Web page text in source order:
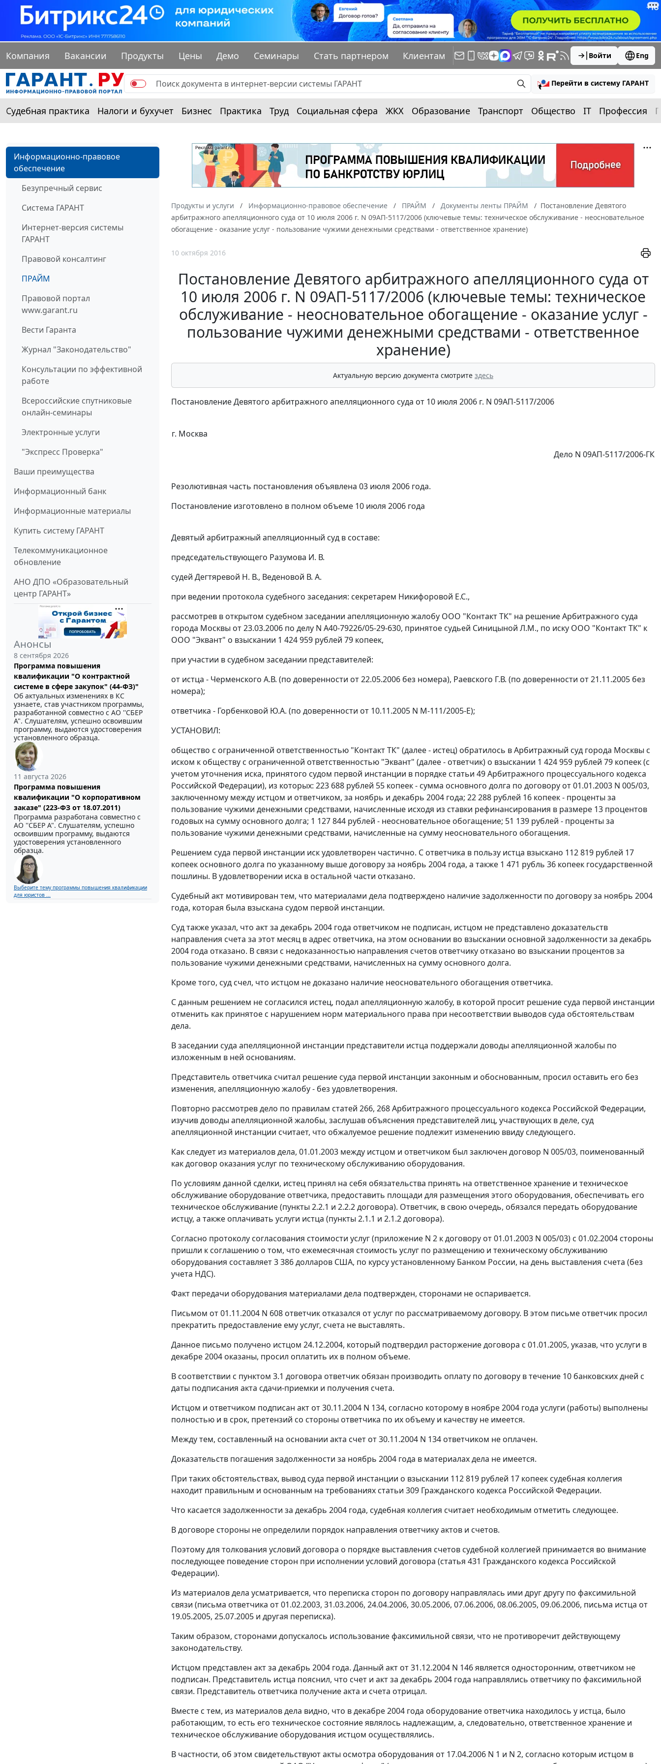
Компания Вакансии Продукты Цены Демо Семинары Стать партнером Клиентам Войти Eng
Перейти в систему ГАРАНТ
Судебная практика Налоги и бухучет Бизнес Практика Труд Социальная сфера ЖКХ Образование Транспорт Общество IT Профессия
Информационно-правовое
обеспечение
Безупречный сервис
Система ГАРАНТ
Интернет-версия системы
ГАРАНТ
Правовой консалтинг
ПРАЙМ
Правовой портал
www.garant.ru
Вести Гаранта
Журнал "Законодательство"
Консультации по эффективной
работе
Всероссийские спутниковые
онлайн-семинары
Электронные услуги
"Экспресс Проверка"
Ваши преимущества
Информационный банк
Информационные материалы
Купить систему ГАРАНТ
Телекоммуникационное
обновление
АНО ДПО «Образовательный
центр ГАРАНТ»
Анонсы
8 сентября 2026
Программа повышения
квалификации "О контрактной
системе в сфере закупок" (44-ФЗ)"
Об актуальных изменениях в КС
узнаете, став участником программы,
разработанной совместно с АО ''СБЕР
А". Слушателям, успешно освоившим
программу, выдаются удостоверения
установленного образца.
11 августа 2026
Программа повышения
квалификации "О корпоративном
заказе" (223-ФЗ от 18.07.2011)
Программа разработана совместно с
АО ''СБЕР А". Слушателям, успешно
освоившим программу, выдаются
удостоверения установленного
образца.
Выберите тему программы повышения квалификации
для юристов ...
Продукты и услуги Информационно-правовое обеспечение ПРАЙМ Документы ленты ПРАЙМ
Постановление Девятого
арбитражного апелляционного суда от 10 июля 2006 г. N 09АП-5117/2006 (ключевые темы: техническое обслуживание - неосновательное
обогащение - оказание услуг - пользование чужими денежными средствами - ответственное хранение)
10 октября 2016
Постановление Девятого арбитражного апелляционного суда от
10 июля 2006 г. N 09АП-5117/2006 (ключевые темы: техническое
обслуживание - неосновательное обогащение - оказание услуг -
пользование чужими денежными средствами - ответственное
хранение)
Актуальную версию документа смотрите здесь
Постановление Девятого арбитражного апелляционного суда от 10 июля 2006 г. N 09АП-5117/2006
г. Москва
Дело N 09АП-5117/2006-ГК
Резолютивная часть постановления объявлена 03 июля 2006 года.
Постановление изготовлено в полном объеме 10 июля 2006 года
Девятый арбитражный апелляционный суд в составе:
председательствующего Разумова И. В.
судей Дегтяревой Н. В., Веденовой В. А.
при ведении протокола судебного заседания: секретарем Никифоровой Е.С.,
рассмотрев в открытом судебном заседании апелляционную жалобу ООО "Контакт ТК" на решение Арбитражного суда
города Москвы от 23.03.2006 по делу N А40-79226/05-29-630, принятое судьей Синицыной Л.М., по иску ООО "Контакт ТК" к
ООО "Эквант" о взыскании 1 424 959 рублей 79 копеек,
при участии в судебном заседании представителей:
от истца - Черменского А.В. (по доверенности от 22.05.2006 без номера), Раевского Г.В. (по доверенности от 21.11.2005 без
номера);
ответчика - Горбенковой Ю.А. (по доверенности от 10.11.2005 N М-111/2005-Е);
УСТАНОВИЛ:
общество с ограниченной ответственностью "Контакт ТК" (далее - истец) обратилось в Арбитражный суд города Москвы с
иском к обществу с ограниченной ответственностью "Эквант" (далее - ответчик) о взыскании 1 424 959 рублей 79 копеек (с
учетом уточнения иска, принятого судом первой инстанции в порядке статьи 49Арбитражного процессуального кодекса
Российской Федерации), из которых: 223 688 рублей 55 копеек - сумма основного долга по договору от 01.01.2003 N 005/03,
заключенному между истцом и ответчиком, за ноябрь и декабрь 2004 года; 22 288 рублей 16 копеек - проценты за
пользование чужими денежными средствами, начисленные исходя из ставки рефинансирования в размере 13 процентов
годовых на сумму основного долга; 1 127 844 рублей - неосновательное обогащение; 51 139 рублей - проценты за
пользование чужими денежными средствами, начисленные на сумму неосновательного обогащения.
Решением суда первой инстанции иск удовлетворен частично. С ответчика в пользу истца взыскано 112 819 рублей 17
копеек основного долга по указанному выше договору за ноябрь 2004 года, а также 1 471 рубль 36 копеек государственной
пошлины. В удовлетворении иска в остальной части отказано.
Судебный акт мотивирован тем, что материалами дела подтверждено наличие задолженности по договору за ноябрь 2004
года, которая была взыскана судом первой инстанции.
Суд также указал, что акт за декабрь 2004 года ответчиком не подписан, истцом не представлено доказательств
направления счета за этот месяц в адрес ответчика, на этом основании во взыскании основной задолженности за декабрь
2004 года отказано. В связи с недоказанностью направления счетов ответчику отказано во взыскании процентов за
пользование чужими денежными средствами, начисленных на сумму основного долга.
Кроме того, суд счел, что истцом не доказано наличие неосновательного обогащения ответчика.
С данным решением не согласился истец, подал апелляционную жалобу, в которой просит решение суда первой инстанции
отменить как принятое с нарушением норм материального права при несоответствии выводов суда обстоятельствам
дела.
В заседании суда апелляционной инстанции представители истца поддержали доводы апелляционной жалобы по
изложенным в ней основаниям.
Представитель ответчика считал решение суда первой инстанции законным и обоснованным, просил оставить его без
изменения, апелляционную жалобу - без удовлетворения.
Повторно рассмотрев дело по правилам статей 266, 268Арбитражного процессуального кодекса Российской Федерации,
изучив доводы апелляционной жалобы, заслушав объяснения представителей лиц, участвующих в деле, суд
апелляционной инстанции считает, что обжалуемое решение подлежит изменению ввиду следующего.
Как следует из материалов дела, 01.01.2003 между истцом и ответчиком был заключен договор N 005/03, поименованный
как договор оказания услуг по техническому обслуживанию оборудования.
По условиям данной сделки, истец принял на себя обязательства принять на ответственное хранение и техническое
обслуживание оборудование ответчика, предоставить площади для размещения этого оборудования, обеспечивать его
техническое обслуживание (пункты 2.2.1 и 2.2.2 договора). Ответчик, в свою очередь, обязался передать оборудование
истцу, а также оплачивать услуги истца (пункты 2.1.1 и 2.1.2 договора).
Согласно протоколу согласования стоимости услуг (приложение N 2 к договору от 01.01.2003 N 005/03) с 01.02.2004 стороны
пришли к соглашению о том, что ежемесячная стоимость услуг по размещению и техническому обслуживанию
оборудования составляет 3 386 долларов США, по курсу установленному Банком России, на день выставления счета (без
учета НДС).
Факт передачи оборудования материалами дела подтвержден, сторонами не оспаривается.
Письмом от 01.11.2004 N 608 ответчик отказался от услуг по рассматриваемому договору. В этом письме ответчик просил
прекратить предоставление ему услуг, счета не выставлять.
Данное письмо получено истцом 24.12.2004, который подтвердил расторжение договора с 01.01.2005, указав, что услуги в
декабре 2004 оказаны, просил оплатить их в полном объеме.
В соответствии с пунктом 3.1 договора ответчик обязан производить оплату по договору в течение 10 банковских дней с
даты подписания акта сдачи-приемки и получения счета.
Истцом и ответчиком подписан акт от 30.11.2004 N 134, согласно которому в ноябре 2004 года услуги (работы) выполнены
полностью и в срок, претензий со стороны ответчика по их объему и качеству не имеется.
Между тем, составленный на основании акта счет от 30.11.2004 N 134 ответчиком не оплачен.
Доказательств погашения задолженности за ноябрь 2004 года в материалах дела не имеется.
При таких обстоятельствах, вывод суда первой инстанции о взыскании 112 819 рублей 17 копеек судебная коллегия
находит правильным и основанным на требованиях статьи 309 Гражданского кодекса Российской Федерации.
Что касается задолженности за декабрь 2004 года, судебная коллегия считает необходимым отметить следующее.
В договоре стороны не определили порядок направления ответчику актов и счетов.
Поэтому для толкования условий договора о порядке выставления счетов судебной коллегией принимается во внимание
последующее поведение сторон при исполнении условий договора (статья 431 Гражданского кодекса Российской
Федерации).
Из материалов дела усматривается, что переписка сторон по договору направлялась ими друг другу по факсимильной
связи (письма ответчика от 01.02.2003, 31.03.2006, 24.04.2006, 30.05.2006, 07.06.2006, 08.06.2005, 09.06.2006, письма истца от
19.05.2005, 25.07.2005 и другая переписка).
Таким образом, сторонами допускалось использование факсимильной связи, что не противоречит действующему
законодательству.
Истцом представлен акт за декабрь 2004 года. Данный акт от 31.12.2004 N 146 является односторонним, ответчиком не
подписан. Представитель истца пояснил, что счет и акт за декабрь 2004 года направлялись ответчику по факсимильной
связи. Представитель ответчика получение акта и счета отрицал.
Вместе с тем, из материалов дела видно, что в декабре 2004 года оборудование ответчика находилось у истца, было
работающим, то есть его техническое состояние являлось надлежащим, а, следовательно, ответственное хранение и
техническое обслуживание оборудования истцом осуществлялись.
В частности, об этом свидетельствуют акты осмотра оборудования от 17.04.2006 N 1 и N 2, согласно которым истцом в